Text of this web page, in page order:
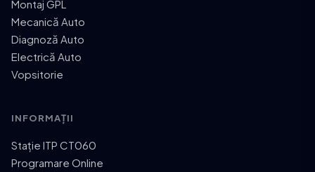
Montaj GPL
Mecanică Auto
Diagnoză Auto
Electrică Auto
Vopsitorie
INFORMAȚII
Stație ITP CT060
Programare Online